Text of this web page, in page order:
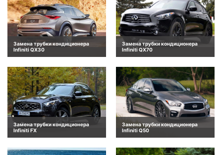
Замена трубки кондиционера
Infiniti QX30
Замена трубки кондиционера
Infiniti QX70
Замена трубки кондиционера
Infiniti FX
Замена трубки кондиционера
Infiniti Q50